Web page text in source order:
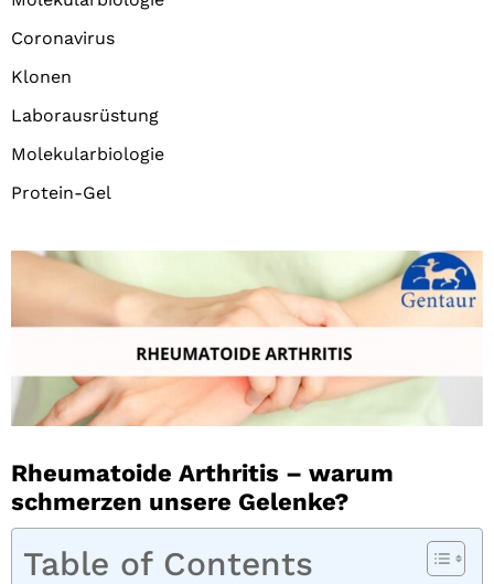
Coronavirus
Klonen
Laborausrüstung
Molekularbiologie
Protein-Gel
Rheumatoide Arthritis – warum
schmerzen unsere Gelenke?
Table of Contents